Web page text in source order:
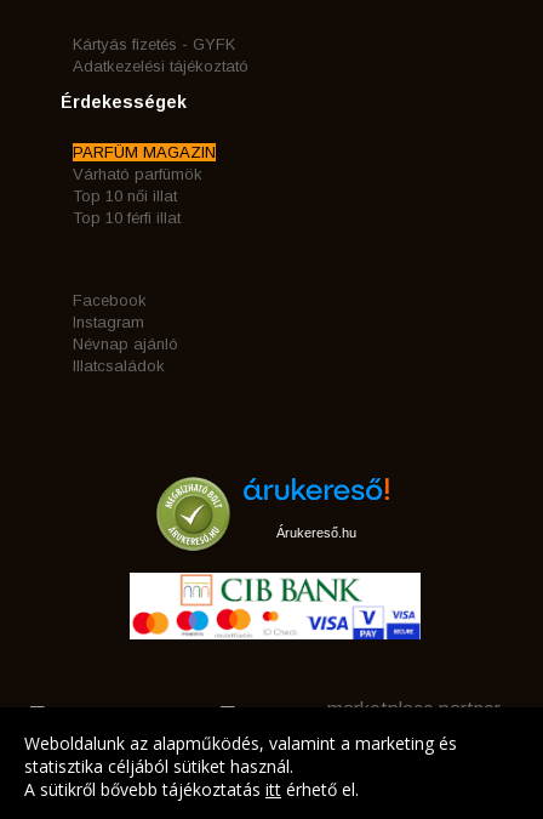
Kártyás fizetés - GYFK
Adatkezelési tájékoztató
Érdekességek
PARFÜM MAGAZIN
Várható parfümök
Top 10 női illat
Top 10 férfi illat
Facebook
Instagram
Névnap ajánló
Illatcsaládok
Árukereső.hu
marketplace partner
Weboldalunk az alapműködés, valamint a marketing és
statisztika céljából sütiket használ.
A sütikről bővebb tájékoztatás itt érhető el.